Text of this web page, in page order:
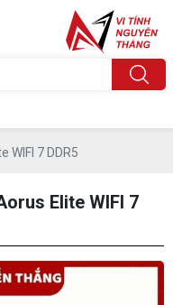
WIFI 7 DDR5
Elite WIFI 7